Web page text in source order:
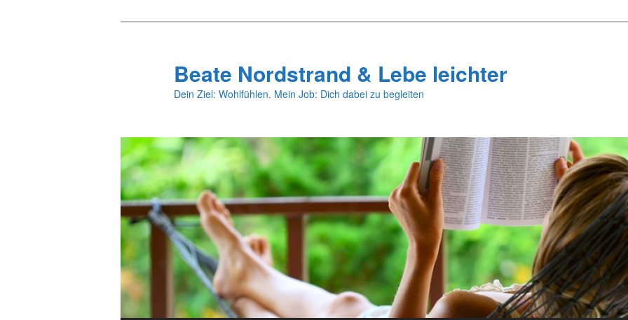
Beate Nordstrand & Lebe leichter
Dein Ziel: Wohlfühlen. Mein Job: Dich dabei zu begleiten